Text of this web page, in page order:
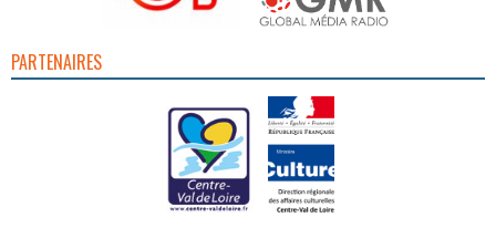
PARTENAIRES